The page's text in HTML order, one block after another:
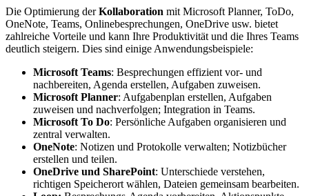
Die Optimierung derKollaboration mit Microsoft Planner, ToDo,
OneNote, Teams, Onlinebesprechungen, OneDrive usw. bietet
zahlreiche Vorteile und kann Ihre Produktivität und die Ihres Teams
deutlich steigern. Dies sind einige Anwendungsbeispiele:
Microsoft Teams: Besprechungen effizient vor- und
nachbereiten, Agenda erstellen, Aufgaben zuweisen.
Microsoft Planner: Aufgabenplan erstellen, Aufgaben
zuweisen und nachverfolgen; Integration in Teams.
Microsoft To Do: Persönliche Aufgaben organisieren und
zentral verwalten.
OneNote: Notizen und Protokolle verwalten; Notizbücher
erstellen und teilen.
OneDrive und SharePoint: Unterschiede verstehen,
richtigen Speicherort wählen, Dateien gemeinsam bearbeiten.